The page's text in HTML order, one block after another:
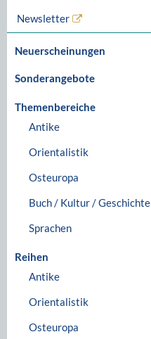
Newsletter
Neuerscheinungen
Sonderangebote
Themenbereiche
Antike
Orientalistik
Osteuropa
Buch / Kultur / Geschichte
Sprachen
Reihen
Antike
Orientalistik
Osteuropa